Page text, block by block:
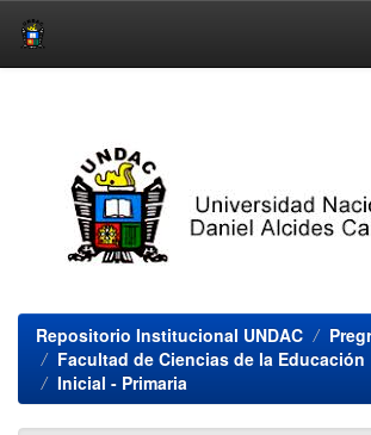
Repositorio Institucional UNDAC
Facultad de Ciencias de la Educación
Inicial - Primaria